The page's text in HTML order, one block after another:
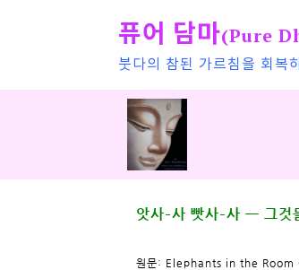
퓨어 담마(Pure
붓다의 참된 가르침을 회복
앗사-사 빳사-사 ㅡ 그것
원문: Elephants in the Room